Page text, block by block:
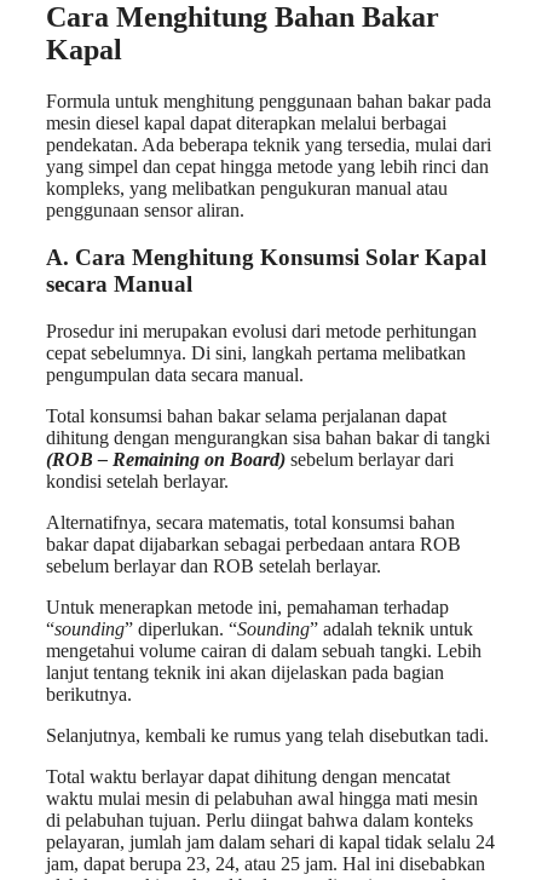
Cara Menghitung Bahan Bakar
Kapal
Formula untuk menghitung penggunaan bahan bakar pada
mesin diesel kapal dapat diterapkan melalui berbagai
pendekatan. Ada beberapa teknik yang tersedia, mulai dari
yang simpel dan cepat hingga metode yang lebih rinci dan
kompleks, yang melibatkan pengukuran manual atau
penggunaan sensor aliran.
A. Cara Menghitung Konsumsi Solar Kapal
secara Manual
Prosedur ini merupakan evolusi dari metode perhitungan
cepat sebelumnya. Di sini, langkah pertama melibatkan
pengumpulan data secara manual.
Total konsumsi bahan bakar selama perjalanan dapat
dihitung dengan mengurangkan sisa bahan bakar di tangki
(ROB – Remaining on Board) sebelum berlayar dari
kondisi setelah berlayar.
Alternatifnya, secara matematis, total konsumsi bahan
bakar dapat dijabarkan sebagai perbedaan antara ROB
sebelum berlayar dan ROB setelah berlayar.
Untuk menerapkan metode ini, pemahaman terhadap
“sounding” diperlukan. “Sounding” adalah teknik untuk
mengetahui volume cairan di dalam sebuah tangki. Lebih
lanjut tentang teknik ini akan dijelaskan pada bagian
berikutnya.
Selanjutnya, kembali ke rumus yang telah disebutkan tadi.
Total waktu berlayar dapat dihitung dengan mencatat
waktu mulai mesin di pelabuhan awal hingga mati mesin
di pelabuhan tujuan. Perlu diingat bahwa dalam konteks
pelayaran, jumlah jam dalam sehari di kapal tidak selalu 24
jam, dapat berupa 23, 24, atau 25 jam. Hal ini disebabkan